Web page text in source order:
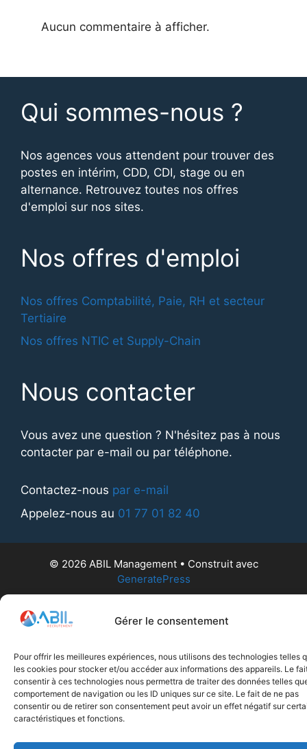
Gérer le consentement
Pour offrir les meilleures expériences, nous utilisons des technologies telles
les cookies pour stocker et/ou accéder aux informations des appareils. Le
consentir à ces technologies nous permettra de traiter des données telles
comportement de navigation ou les ID uniques sur ce site. Le fait de ne pas
consentir ou de retirer son consentement peut avoir un effet négatif sur
caractéristiques et fonctions.
Aucun commentaire à afficher.
Qui sommes-nous ?
Nos agences vous attendent pour trouver des
postes en intérim, CDD, CDI, stage ou en
alternance. Retrouvez toutes nos offres
d'emploi sur nos sites.
Nos offres d'emploi
Nos offres Comptabilité, Paie, RH et secteur
Tertiaire
Nos offres NTIC et Supply-Chain
Nous contacter
Vous avez une question ? N'hésitez pas à nous
contacter par e-mail ou par téléphone.
Contactez-nous par e-mail
Appelez-nous au 01 77 01 82 40
© 2026 ABIL Management• Construit avec
GeneratePress